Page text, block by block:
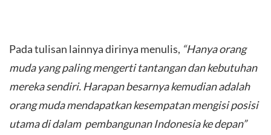
Pada tulisan lainnya dirinya menulis, “Hanya orang
muda yang paling mengerti tantangan dan kebutuhan
mereka sendiri. Harapan besarnya kemudian adalah
orang muda mendapatkan kesempatan mengisi posisi
utama di dalam pembangunan Indonesia ke depan”